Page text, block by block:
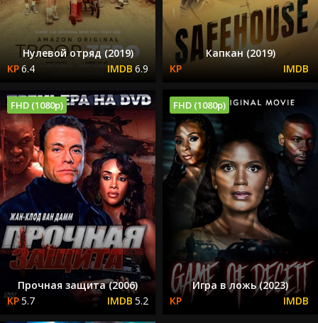
Нулевой отряд (2019)
6.4
6.9
Капкан (2019)
FHD (1080p)
Прочная защита (2006)
5.7
5.2
FHD (1080p)
Игра в ложь (2023)